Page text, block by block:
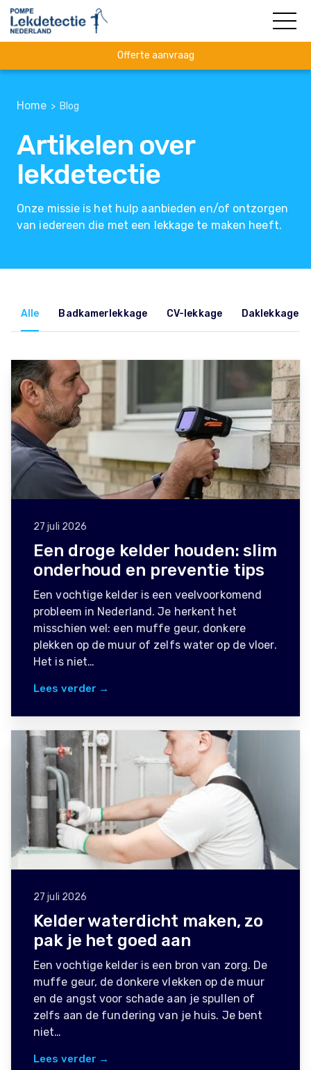
Offerte aanvraag
Home > Blog
Artikelen over
lekdetectie
Onze missie is het hulp aanbieden en/of ontzorgen
van iedereen die met een lekkage te maken heeft.
Alle Badkamerlekkage CV-lekkage Daklekkage
27 juli 2026
Een droge kelder houden: slim
onderhoud en preventie tips
Een vochtige kelder is een veelvoorkomend
probleem in Nederland. Je herkent het
misschien wel: een muffe geur, donkere
plekken op de muur of zelfs water op de vloer.
Het is niet…
Lees verder →
27 juli 2026
Kelder waterdicht maken, zo
pak je het goed aan
Een vochtige kelder is een bron van zorg. De
muffe geur, de donkere vlekken op de muur
en de angst voor schade aan je spullen of
zelfs aan de fundering van je huis. Je bent
niet…
Lees verder →